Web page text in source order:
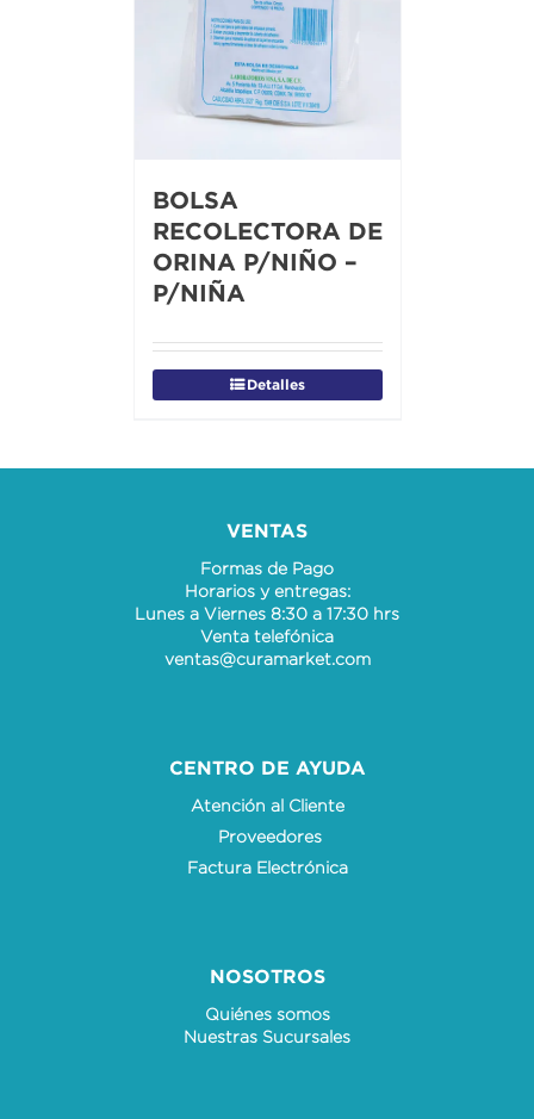
BOLSA
RECOLECTORA DE
ORINA P/NIÑO –
P/NIÑA
Detalles
VENTAS
Formas de Pago
Horarios y entregas:
Lunes a Viernes 8:30 a 17:30 hrs
Venta telefónica
ventas@curamarket.com
CENTRO DE AYUDA
Atención al Cliente
Proveedores
Factura Electrónica
NOSOTROS
Quiénes somos
Nuestras Sucursales